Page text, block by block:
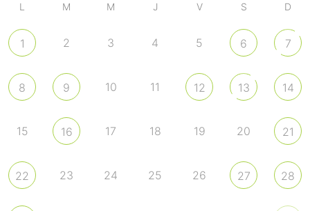
L M M J V S D
1 2 3 4 5 6 7
8 9 10 11 12 13 14
15 16 17 18 19 20 21
22 23 24 25 26 27 28